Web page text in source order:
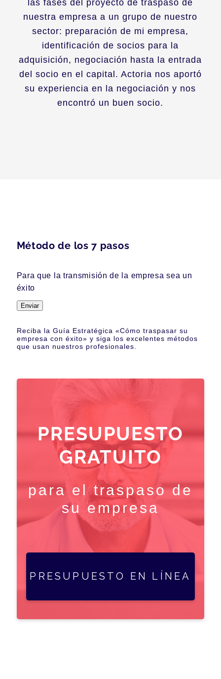
las fases del proyecto de traspaso de
nuestra empresa a un grupo de nuestro
sector: preparación de mi empresa,
identificación de socios para la
adquisición, negociación hasta la entrada
del socio en el capital. Actoria nos aportó
su experiencia en la negociación y nos
encontró un buen socio.
Método de los 7 pasos
Para que la transmisión de la empresa sea un
éxito
Enviar
Reciba la Guía Estratégica «Cómo traspasar su
empresa con éxito» y siga los excelentes métodos
que usan nuestros profesionales.
PRESUPUESTO
GRATUITO
para el traspaso de
su empresa
PRESUPUESTO EN LÍNEA